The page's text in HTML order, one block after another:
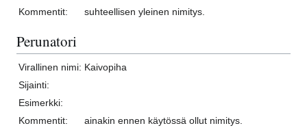
Kommentit:
suhteellisen yleinen nimitys.
Perunatori
Virallinen nimi: Kaivopiha
Sijainti:
Esimerkki:
Kommentit:
ainakin ennen käytössä ollut nimitys.